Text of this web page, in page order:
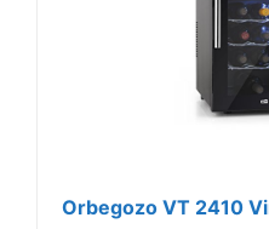
Orbegozo VT 2410